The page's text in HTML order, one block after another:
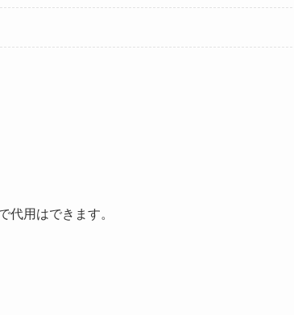
代用はできます。